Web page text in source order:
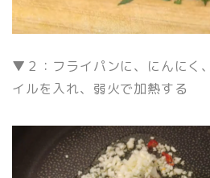
▼２：フライパンに、にんにく
イルを入れ、弱火で加熱する